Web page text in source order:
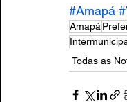
#Amapá
Amapá
Todas as